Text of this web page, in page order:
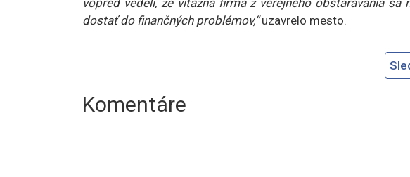
vopred vedeli, že víťazná firma z verejného obstarávania
dostať do finančných problémov,“uzavrelo mesto.
Komentáre